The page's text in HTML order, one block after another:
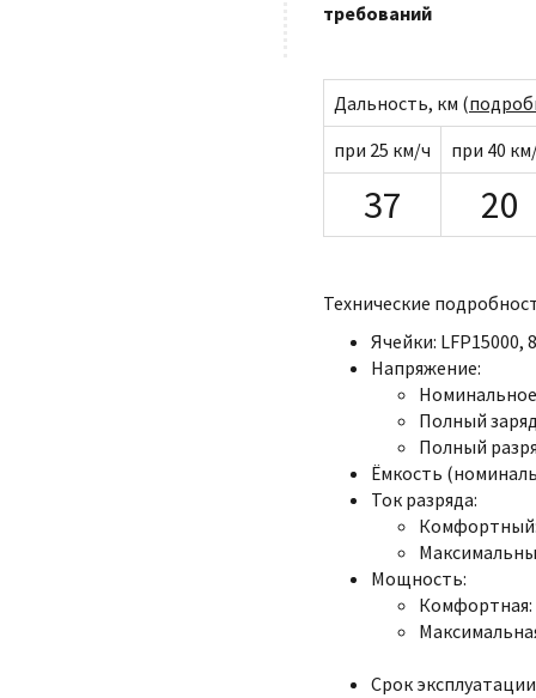
требований
Дальность, км (
при 25 км/ч
при 40
37 20
Технические
Ячейки: LFP15000,
Напряжение:
Полный
Полный
Ёмкость
Ток разряда:
Комфортный:
Мощность:
Комфортная:
Срок